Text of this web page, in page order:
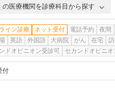
の医療機関を診療科目から探す
イン診療 ネット受付 電話予約 夜間
英語 外国語 大病院 がん 在宅
ドオピニオン受診可
セカンドオピニ
付